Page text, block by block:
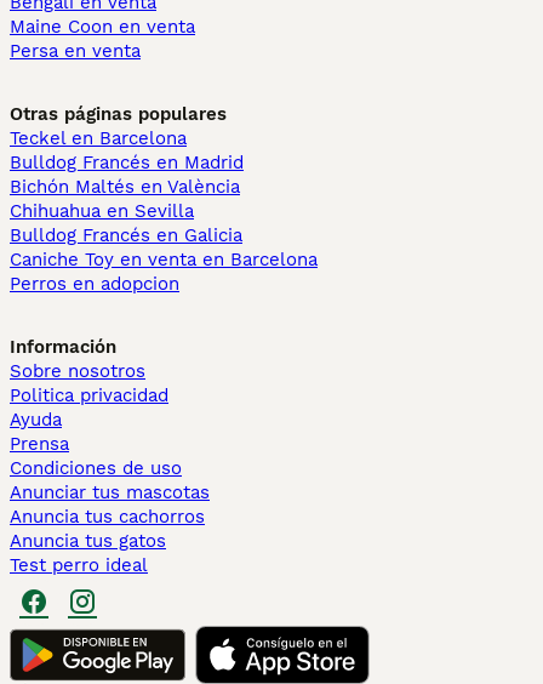
Maine Coon en venta
Persa en venta
Otras páginas populares
Teckel en Barcelona
Bulldog Francés en Madrid
Bichón Maltés en València
Chihuahua en Sevilla
Bulldog Francés en Galicia
Caniche Toy en venta en Barcelona
Perros en adopcion
Información
Sobre nosotros
Politica privacidad
Ayuda
Prensa
Condiciones de uso
Anunciar tus mascotas
Anuncia tus cachorros
Anuncia tus gatos
Test perro ideal